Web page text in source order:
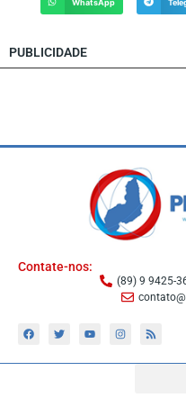
PUBLICIDADE
Contate-nos:
(89) 9 9425-